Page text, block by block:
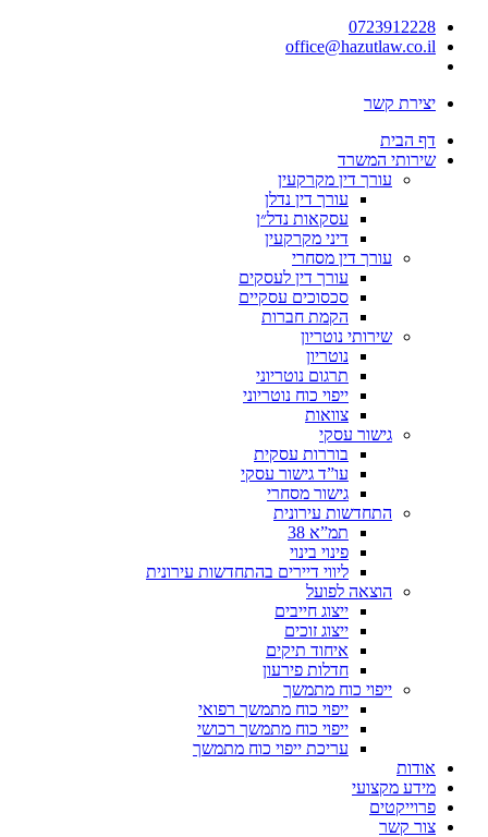
0723912228
office@hazutlaw.co.il
יצירת קשר
דף הבית
שירותי המשרד
עורך דין מקרקעין
עורך דין נדלן
עסקאות נדל״ן
דיני מקרקעין
עורך דין מסחרי
עורך דין לעסקים
סכסוכים עסקיים
הקמת חברות
שירותי נוטריון
נוטריון
תרגום נוטריוני
ייפוי כוח נוטריוני
צוואות
גישור עסקי
בוררות עסקית
עו”ד גישור עסקי
גישור מסחרי
התחדשות עירונית
תמ”א 38
פינוי בינוי
ליווי דיירים בהתחדשות עירונית
הוצאה לפועל
ייצוג חייבים
ייצוג זוכים
איחוד תיקים
חדלות פירעון
ייפוי כוח מתמשך
ייפוי כוח מתמשך רפואי
ייפוי כוח מתמשך רכושי
עריכת ייפוי כוח מתמשך
אודות
מידע מקצועי
פרוייקטים
צור קשר